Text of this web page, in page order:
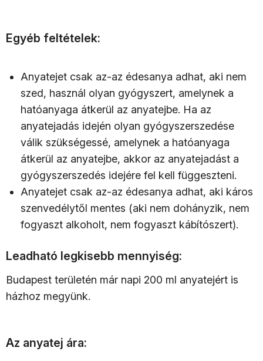
Egyéb feltételek:
Anyatejet csak az-az édesanya adhat, aki nem
szed, használ olyan gyógyszert, amelynek a
hatóanyaga átkerül az anyatejbe. Ha az
anyatejadás idején olyan gyógyszerszedése
válik szükségessé, amelynek a hatóanyaga
átkerül az anyatejbe, akkor az anyatejadást a
gyógyszerszedés idejére fel kell függeszteni.
Anyatejet csak az-az édesanya adhat, aki káros
szenvedélytől mentes (aki nem dohányzik, nem
fogyaszt alkoholt, nem fogyaszt kábítószert).
Leadható legkisebb mennyiség:
Budapest területén már napi 200 ml anyatejért is
házhoz megyünk.
Az anyatej ára: